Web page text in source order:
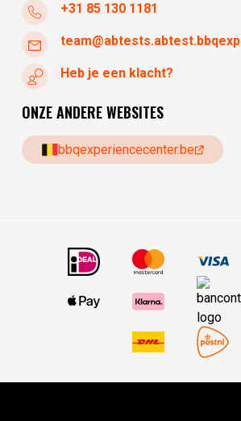
+31 85 130 1181
Heb je een klacht?
ONZE ANDERE WEBSITES
bbqexperiencecenter.be